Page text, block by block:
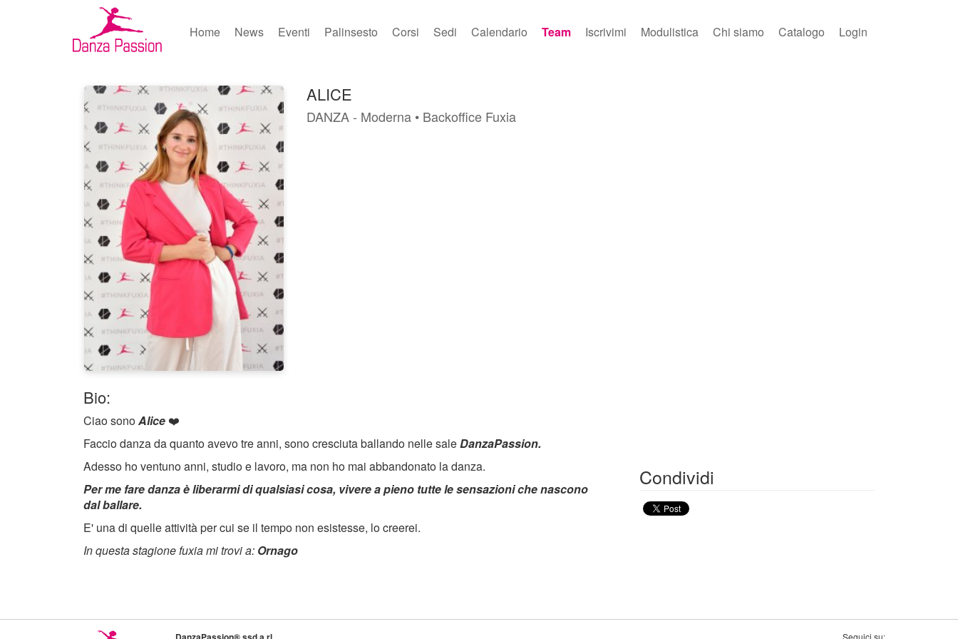
Home News Eventi Palinsesto Corsi Sedi Calendario Team Iscrivimi Modulistica Chi siamo Catalogo Login
ALICE
DANZA - Moderna • Backoffice Fuxia
Bio:
Ciao sonoAlice ❤️
Faccio danza da quanto avevo tre anni, sono cresciuta ballando nelle saleDanzaPassion.
Adesso ho ventuno anni, studio e lavoro, ma non ho mai abbandonato la danza.
Per me fare danza è liberarmi di qualsiasi cosa, vivere a pieno tutte le sensazioni che nascono
dal ballare.
E' una di quelle attività per cui se il tempo non esistesse, lo creerei.
In questa stagione fuxia mi trovi a: Ornago
Condividi
Seguici su: